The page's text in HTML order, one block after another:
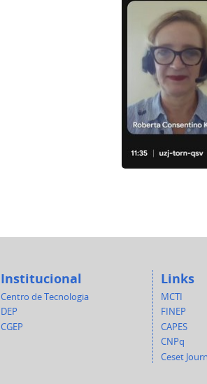
Institucional
Centro de Tecnologia
DEP
CGEP
Links
MCTI
FINEP
CAPES
CNPq
Ceset